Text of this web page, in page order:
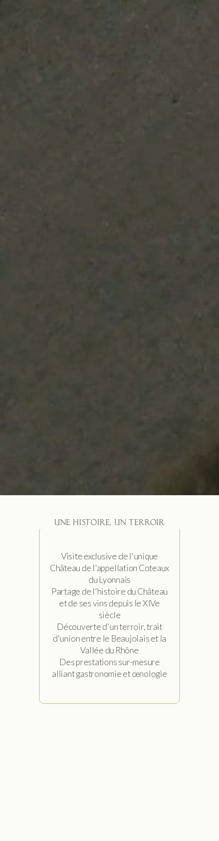
Visite exclusive de l'unique
Château de l'appellation Coteaux
du Lyonnais
Partage de l'histoire du Château
et de ses vins depuis le XIVe
siècle
Découverte d'un terroir, trait
d'union entre le Beaujolais et la
Vallée du Rhône
Des prestations sur-mesure
alliant gastronomie et œnologie
UNE HISTOIRE, UN TERROIR